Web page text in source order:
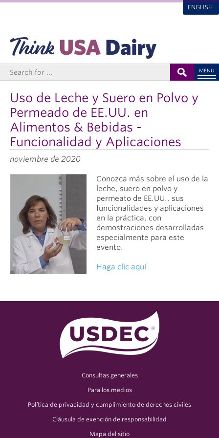
ENGLISH
MENU
Uso de Leche y Suero en Polvo y
Permeado de EE.UU. en
Alimentos & Bebidas -
Funcionalidad y Aplicaciones
noviembre de 2020
Conozca más sobre el uso de la
leche, suero en polvo y
permeato de EE.UU., sus
funcionalidades y aplicaciones
en la práctica, con
demostraciones desarrolladas
especialmente para este
evento.
Haga clic aquí
Consultas generales
Para los medios
Política de privacidad y cumplimiento de derechos civiles
Cláusula de exención de responsabilidad
Mapa del sitio